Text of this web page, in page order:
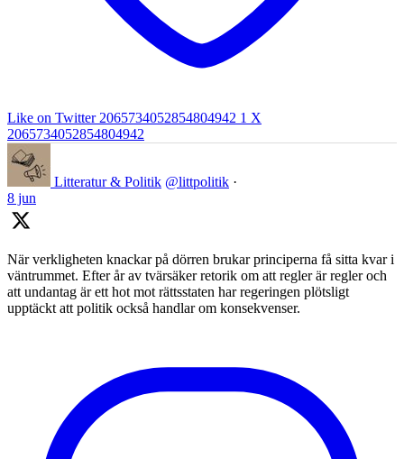
Like on Twitter 2065734052854804942 1 X
2065734052854804942
Litteratur & Politik @littpolitik ·
8 jun
När verkligheten knackar på dörren brukar principerna få sitta kvar i
väntrummet. Efter år av tvärsäker retorik om att regler är regler och
att undantag är ett hot mot rättsstaten har regeringen plötsligt
upptäckt att politik också handlar om konsekvenser.